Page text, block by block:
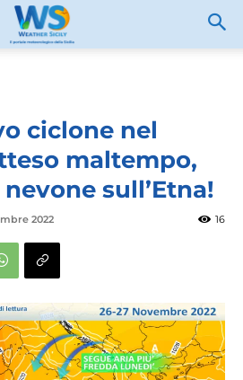
ciclone nel
maltempo,
sull’Etna!
2022 16